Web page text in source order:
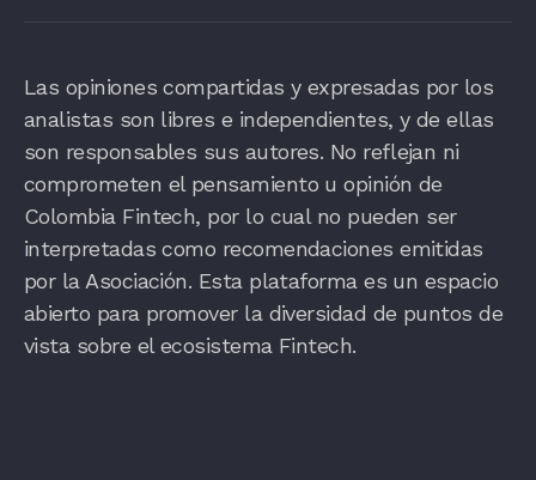
Las opiniones compartidas y expresadas por los
analistas son libres e independientes, y de ellas
son responsables sus autores. No reflejan ni
comprometen el pensamiento u opinión de
Colombia Fintech, por lo cual no pueden ser
interpretadas como recomendaciones emitidas
por la Asociación. Esta plataforma es un espacio
abierto para promover la diversidad de puntos de
vista sobre el ecosistema Fintech.